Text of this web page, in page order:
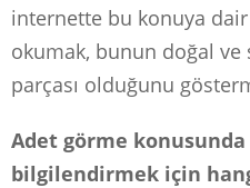
internette bu konuya
okumak, bunun doğal ve
parçası olduğunu
Adet görme konusunda
bilgilendirmek için